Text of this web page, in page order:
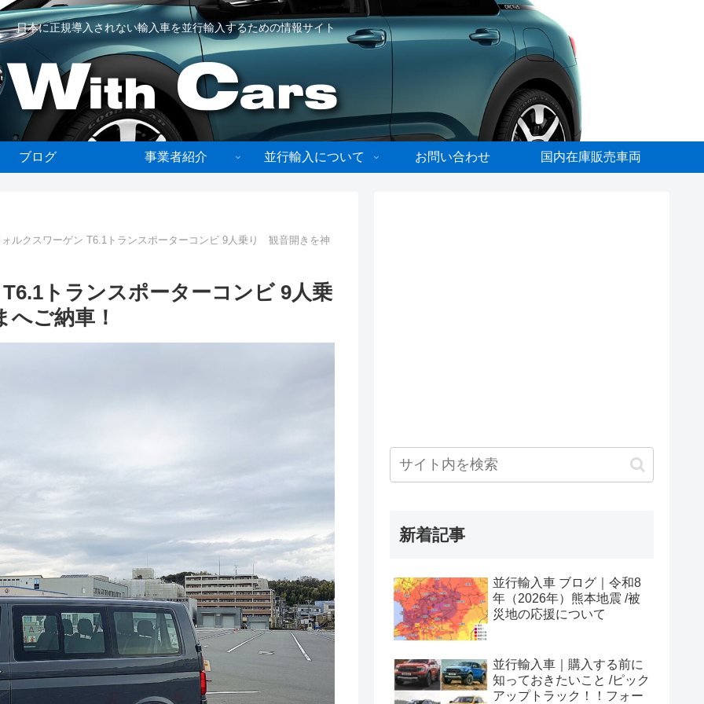
日本に正規導入されない輸入車を並行輸入するための情報サイト
ブログ 事業者紹介 並行輸入について お問い合わせ 国内在庫販売車両
ルクスワーゲン T6.1トランスポーターコンビ 9人乗り 観音開きを神
トランスポーターコンビ 9人乗
ご納車！
新着記事
並行輸入車 ブログ｜令和8
年（2026年）熊本地震 /被
災地の応援について
並行輸入車｜購入する前に
知っておきたいこと /ピック
アップトラック！！フォー